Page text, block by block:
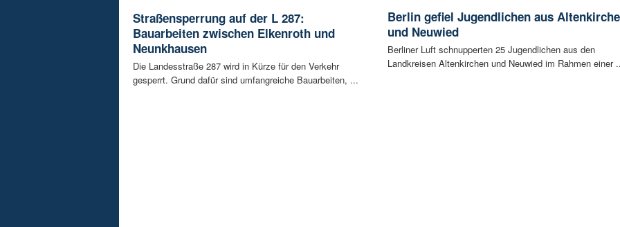
Straßensperrung auf der L 287:
Bauarbeiten zwischen Elkenroth und
Neunkhausen
Die Landesstraße 287 wird in Kürze für den Verkehr
gesperrt. Grund dafür sind umfangreiche Bauarbeiten, ...
Berlin gefiel Jugendlichen aus
und Neuwied
Berliner Luft schnupperten 25 Jugendlichen aus den
Landkreisen Altenkirchen und Neuwied im Rahmen einer